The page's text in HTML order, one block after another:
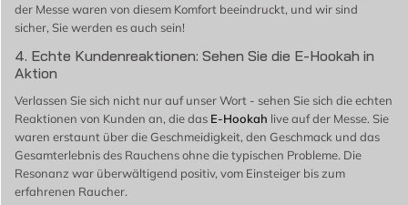
der Messe waren von diesem Komfort beeindruckt, und wir sind
sicher, Sie werden es auch sein!
4. Echte Kundenreaktionen: Sehen Sie die E-Hookah in
Aktion
Verlassen Sie sich nicht nur auf unser Wort - sehen Sie sich die echten
Reaktionen von Kunden an, die das E-Hookah live auf der Messe. Sie
waren erstaunt über die Geschmeidigkeit, den Geschmack und das
Gesamterlebnis des Rauchens ohne die typischen Probleme. Die
Resonanz war überwältigend positiv, vom Einsteiger bis zum
erfahrenen Raucher.